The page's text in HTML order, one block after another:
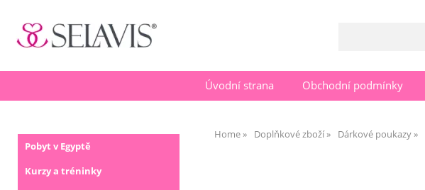
Úvodní strana Obchodní podmínky
Home Doplňkové zboží Dárkové poukazy
Pobyt v Egyptě
Kurzy a tréninky